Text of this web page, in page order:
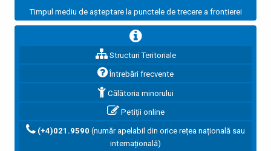
Timpul mediu de așteptare la punctele de trecere a frontierei
Structuri Teritoriale
Întrebări frecvente
Călătoria minorului
Petiții online
(+4)021.9590 (număr apelabil din orice rețea națională sau
internațională)